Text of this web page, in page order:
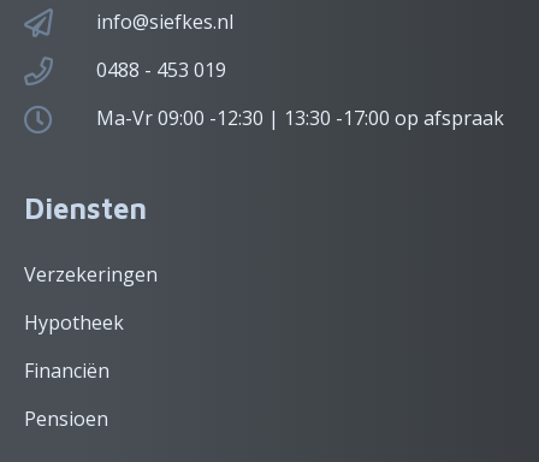
info@siefkes.nl
0488 - 453 019
Ma-Vr 09:00 -12:30 | 13:30 -17:00 op afspraak
Diensten
Verzekeringen
Hypotheek
Financiën
Pensioen